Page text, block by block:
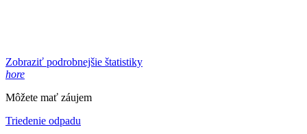
Zobraziť podrobnejšie štatistiky
hore
Môžete mať záujem
Triedenie odpadu